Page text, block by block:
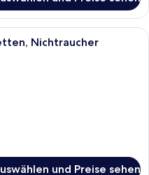
Hotelzimmer mit zwei Betten,
Nichtraucher
und Preise sehen